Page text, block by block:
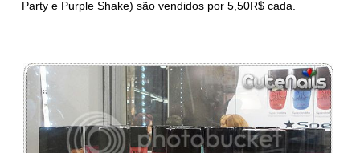
Party e Purple Shake) são vendidos por 5,50R$ cada.